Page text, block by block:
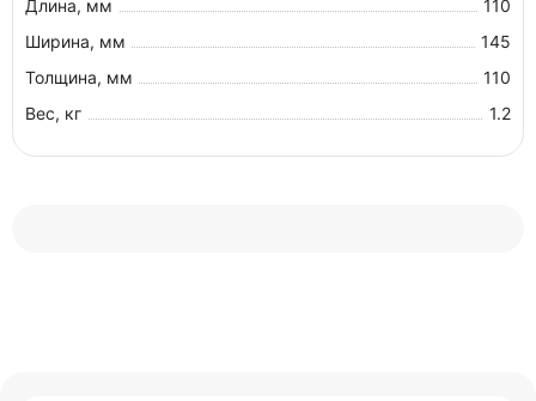
Длина, мм
110
Ширина, мм
145
Толщина, мм
110
Вес, кг
1.2